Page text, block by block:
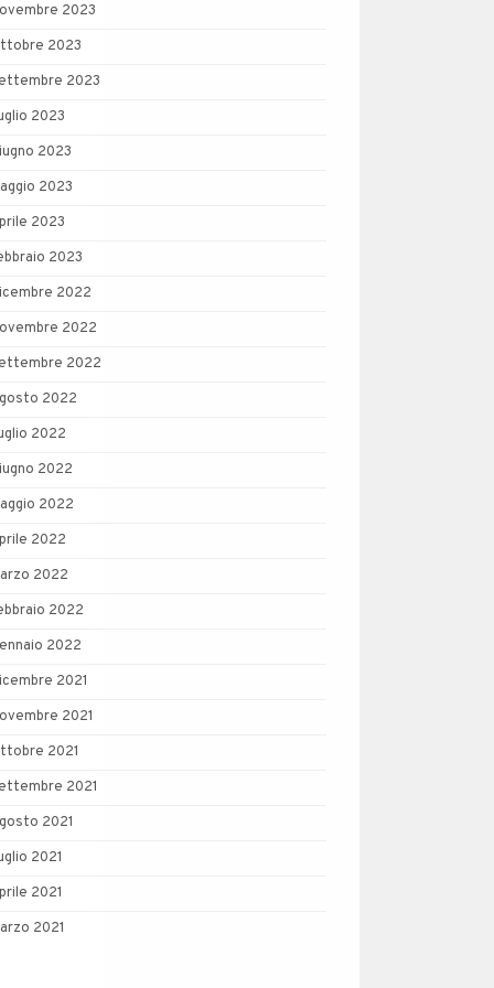
2023
2023
2023
2023
2023
2023
2023
2023
2022
2022
2022
2022
2022
2022
2022
2022
2022
2022
2022
2021
2021
2021
2021
2021
2021
2021
2021